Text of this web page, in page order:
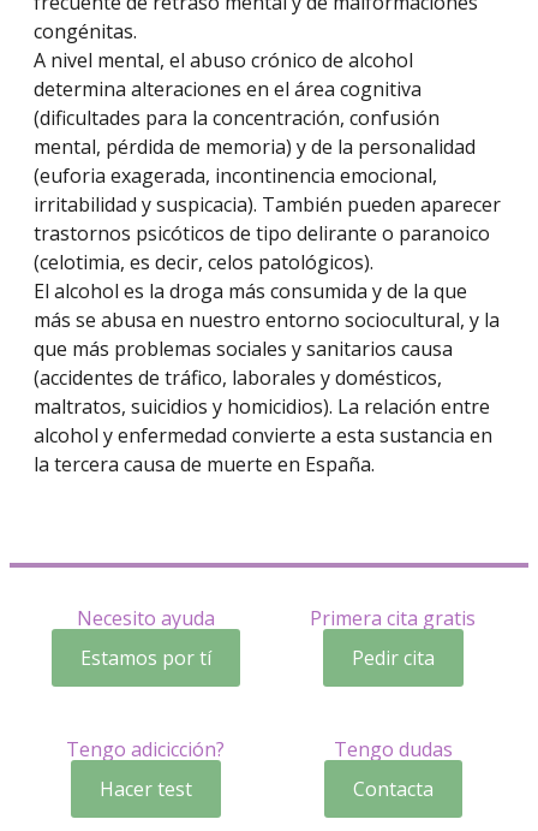
congénitas.
A nivel mental, el abuso crónico de alcohol
determina alteraciones en el área cognitiva
(dificultades para la concentración, confusión
mental, pérdida de memoria) y de la personalidad
(euforia exagerada, incontinencia emocional,
irritabilidad y suspicacia). También pueden aparecer
trastornos psicóticos de tipo delirante o paranoico
(celotimia, es decir, celos patológicos).
El alcohol es la droga más consumida y de la que
más se abusa en nuestro entorno sociocultural, y la
que más problemas sociales y sanitarios causa
(accidentes de tráfico, laborales y domésticos,
maltratos, suicidios y homicidios). La relación entre
alcohol y enfermedad convierte a esta sustancia en
la tercera causa de muerte en España.
Necesito ayuda
Estamos por tí
Primera cita gratis
Pedir cita
Tengo adicicción?
Hacer test
Tengo dudas
Contacta